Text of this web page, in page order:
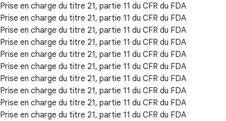
Prise en charge du titre 21, partie 11 du CFR du FDA
Prise en charge du titre 21, partie 11 du CFR du FDA
Prise en charge du titre 21, partie 11 du CFR du FDA
Prise en charge du titre 21, partie 11 du CFR du FDA
Prise en charge du titre 21, partie 11 du CFR du FDA
Prise en charge du titre 21, partie 11 du CFR du FDA
Prise en charge du titre 21, partie 11 du CFR du FDA
Prise en charge du titre 21, partie 11 du CFR du FDA
Prise en charge du titre 21, partie 11 du CFR du FDA
Prise en charge du titre 21, partie 11 du CFR du FDA